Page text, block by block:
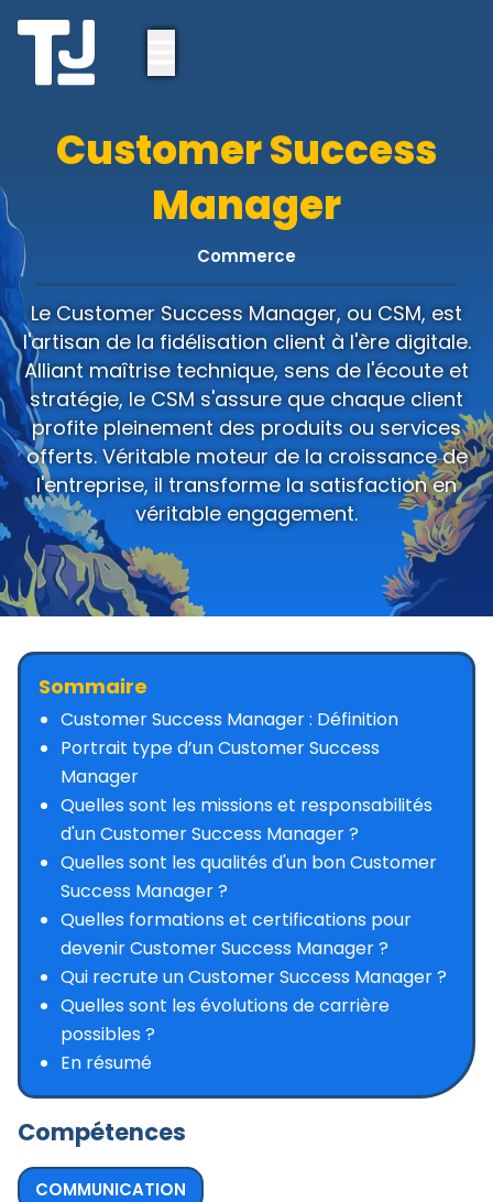
Je cherche un job
Je recrute
Fiches Métiers
Conseils RH
Demander un devis
Customer Success
Manager
Commerce
Le Customer Success Manager, ou CSM, est
l'artisan de la fidélisation client à l'ère digitale.
Alliant maîtrise technique, sens de l'écoute et
stratégie, le CSM s'assure que chaque client
profite pleinement des produits ou services
offerts. Véritable moteur de la croissance de
l'entreprise, il transforme la satisfaction en
véritable engagement.
Sommaire
Customer Success Manager : Définition
Portrait type d’un Customer Success
Manager
Quelles sont les missions et responsabilités
d'un Customer Success Manager ?
Quelles sont les qualités d'un bon Customer
Success Manager ?
Quelles formations et certifications pour
devenir Customer Success Manager ?
Qui recrute un Customer Success Manager ?
Quelles sont les évolutions de carrière
possibles ?
En résumé
Compétences
COMMUNICATION